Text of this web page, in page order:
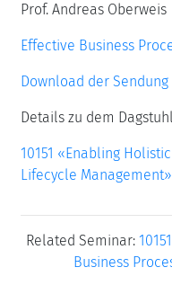
Prof. Andreas Oberweis
Effective Business
Download der Sendung
Details zu dem
10151 «Enabling
Lifecycle Management»
Related Seminar:
Business